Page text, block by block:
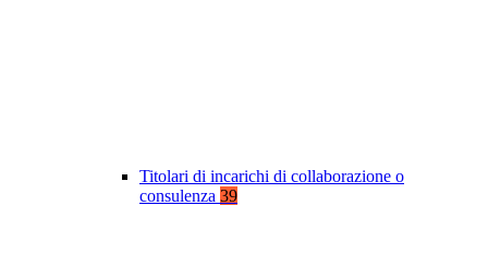
Titolari di incarichi di collaborazione o
consulenza 39